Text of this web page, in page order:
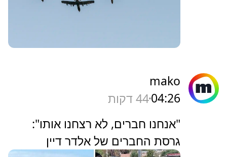
mako
04:2644 דקות
"אנחנו חברים, לא רצחנו אותו":
גרסת החברים של אלדר דיין